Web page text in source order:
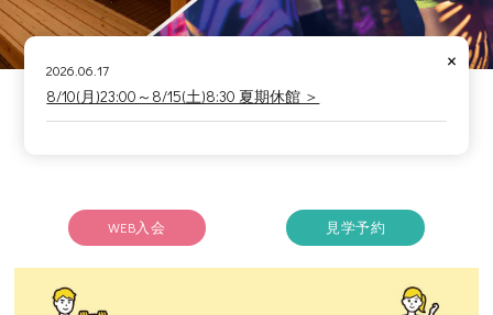
×
2026.06.17
8/10(月)23:00～8/15(土)8:30 夏期休館 ＞
WEB入会 見学予約